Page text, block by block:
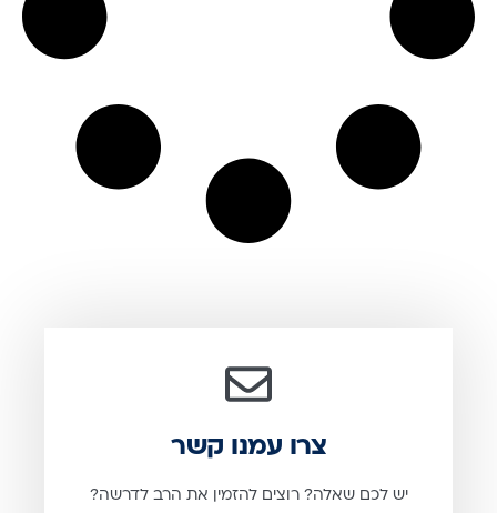
צרו עמנו קשר
יש לכם שאלה? רוצים להזמין את הרב לדרשה?